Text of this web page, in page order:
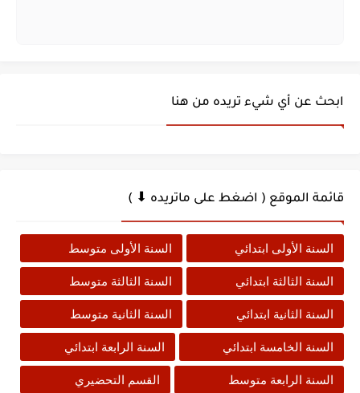
ابحث عن أي شيء تريده من هنا
قائمة الموقع ( اضغط على ماتريده ⬇ )
السنة الأولى ابتدائي السنة الأولى متوسط
السنة الثالثة ابتدائي السنة الثالثة متوسط
السنة الثانية ابتدائي السنة الثانية متوسط
السنة الخامسة ابتدائي السنة الرابعة ابتدائي
السنة الرابعة متوسط القسم التحضيري